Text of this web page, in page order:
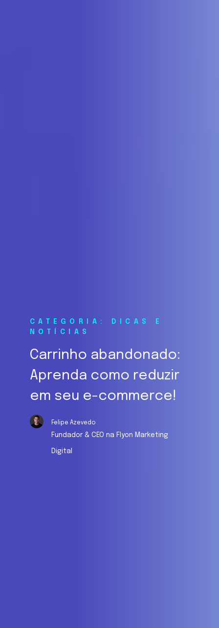
CATEGORIA: DICAS E
NOTÍCIAS
Carrinho abandonado:
Aprenda como reduzir
em seu e-commerce!
Felipe Azevedo
Fundador & CEO na Flyon Marketing
Digital